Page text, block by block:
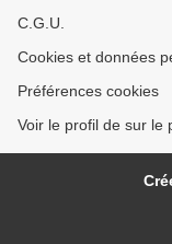
C.G.U.
Cookies et données
Préférences cookies
Voir le profil de sur le